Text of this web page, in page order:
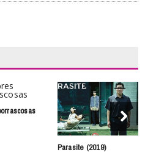
Parasite (2019)